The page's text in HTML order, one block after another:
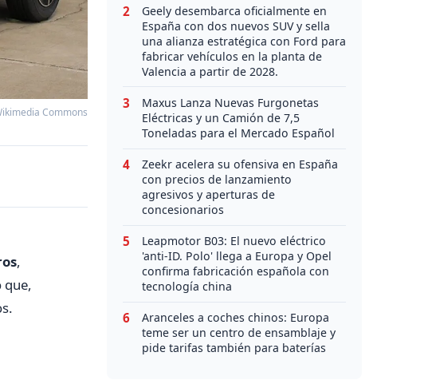
Commons
,
que,
2
Geely desembarca oficialmente en
España con dos nuevos SUV y sella
una alianza estratégica con Ford para
fabricar vehículos en la planta de
Valencia a partir de 2028.
3
Maxus Lanza Nuevas Furgonetas
Eléctricas y un Camión de 7,5
Toneladas para el Mercado Español
4
Zeekr acelera su ofensiva en España
con precios de lanzamiento
agresivos y aperturas de
concesionarios
5
Leapmotor B03: El nuevo eléctrico
'anti-ID. Polo' llega a Europa y Opel
confirma fabricación española con
tecnología china
6
Aranceles a coches chinos: Europa
teme ser un centro de ensamblaje y
pide tarifas también para baterías